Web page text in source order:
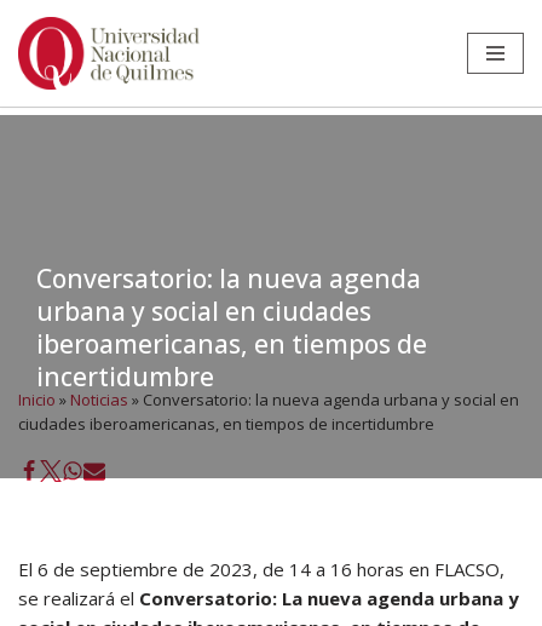
Ir
Conversatorio: la nueva agenda
urbana y social en ciudades
iberoamericanas, en tiempos de
incertidumbre
Inicio » Noticias » Conversatorio: la nueva agenda urbana y social en
ciudades iberoamericanas, en tiempos de incertidumbre
El 6 de septiembre de 2023, de 14 a 16 horas en FLACSO,
se realizará el Conversatorio: La nueva agenda urbana y